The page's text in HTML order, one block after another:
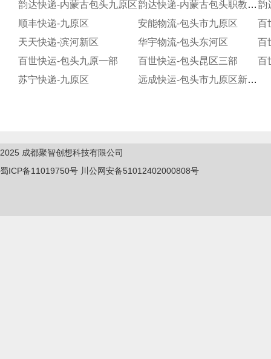
韵达快递-内蒙古包头九原区
韵达快递-内蒙古包头职教园区淘宝分部
顺丰快递-九原区
安能物流-包头市九原区
天天快递-滨河新区
华宇物流-包头东河区
百
百世快运-包头九原一部
百世快运-包头昆区三部
百
苏宁快递-九原区
远成快运-包头市九原区新春街
2025 成都聚智创想科技有限公司
蜀ICP备11019750号 川公网安备51012402000808号